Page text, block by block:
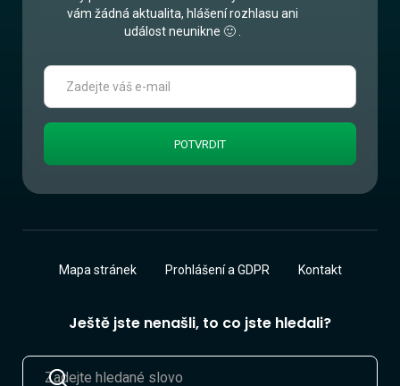
vám žádná aktualita, hlášení rozhlasu ani
událost neunikne 🙂 .
Ještě jste nenašli, to co jste hledali?
Mapa stránek Prohlášení a GDPR Kontakt